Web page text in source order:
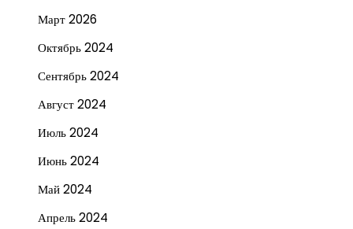
Март 2026
Октябрь 2024
Сентябрь 2024
Август 2024
Июль 2024
Июнь 2024
Май 2024
Апрель 2024